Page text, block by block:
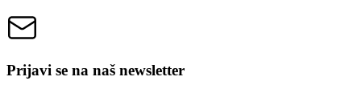
Prijavi se na naš newsletter